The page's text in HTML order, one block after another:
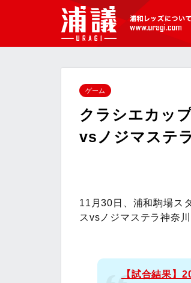
[浦議]浦和レッズについて
ゲーム
クラシエカッ
vsノジマステ
11月30日、浦和駒場ス
スvsノジマステラ神奈
【試合結果】